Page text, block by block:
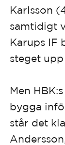
Karlsson
samtidigt
Karups IF
steget
Men
bygga
står det